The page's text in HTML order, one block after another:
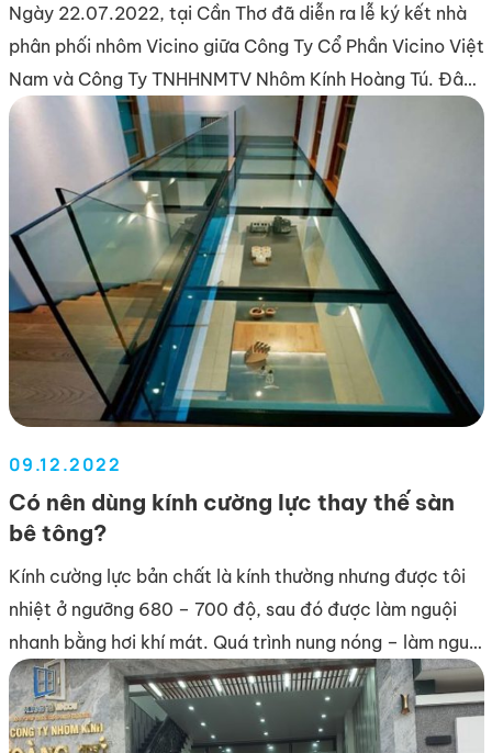
Ngày 22.07.2022, tại Cần Thơ đã diễn ra lễ ký kết nhà
phân phối nhôm Vicino giữa Công Ty Cổ Phần Vicino Việt
Nam và Công Ty TNHHNMTV Nhôm Kính Hoàng Tú. Đây
là sự kiện trọng đại về việc ủy quyền nhà phân phối
Hoàng Tú cung cấp sản phẩm cửa nhôm thương hiệu […]
09.12.2022
Có nên dùng kính cường lực thay thế sàn
bê tông?
Kính cường lực bản chất là kính thường nhưng được tôi
nhiệt ở ngưỡng 680 – 700 độ, sau đó được làm nguội
nhanh bằng hơi khí mát. Quá trình nung nóng – làm nguội
này được lập trình tùy theo chủng loại kính (độ dày, màu
sắc…). Theo kiến trúc sư Trương Thành Trung […]